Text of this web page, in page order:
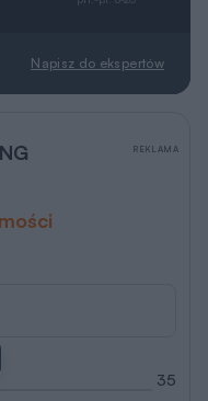
Napisz do ekspertów
35
REKLAMA